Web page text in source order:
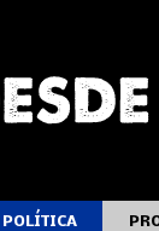
POLÍTICA